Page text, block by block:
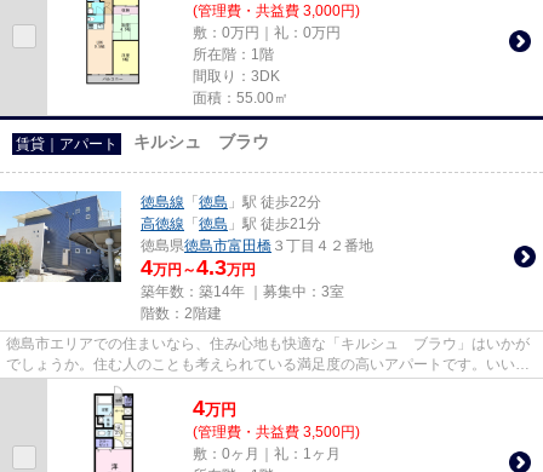
(管理費・共益費 3,000円)
敷：0万円｜礼：0万円
所在階：1階
間取り：3DK
面積：55.00㎡
賃貸｜アパート キルシュ ブラウ
徳島線 「 徳島 」駅 徒歩22分
高徳線 「 徳島 」駅 徒歩21分
徳島県徳島市富田橋 ３丁目４２番地
4万円～4.3万円
築年数：築14年 ｜募集中： 3室
階数：2階建
徳島市エリアでの住まいなら、住み心地も快適な「キルシュ ブラウ」はいかが
でしょうか。住む人のことも考えられている満足度の高いアパートです。いい部
屋ネット徳島本町店で住まい...
4万円
(管理費・共益費 3,500円)
敷：0ヶ月｜礼：1ヶ月